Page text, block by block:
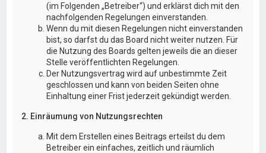
(im Folgenden „Betreiber“) und erklärst dich mit den
nachfolgenden Regelungen einverstanden.
Wenn du mit diesen Regelungen nicht einverstanden
bist, so darfst du das Board nicht weiter nutzen. Für
die Nutzung des Boards gelten jeweils die an dieser
Stelle veröffentlichten Regelungen.
Der Nutzungsvertrag wird auf unbestimmte Zeit
geschlossen und kann von beiden Seiten ohne
Einhaltung einer Frist jederzeit gekündigt werden.
2. Einräumung von Nutzungsrechten
Mit dem Erstellen eines Beitrags erteilst du dem
Betreiber ein einfaches, zeitlich und räumlich